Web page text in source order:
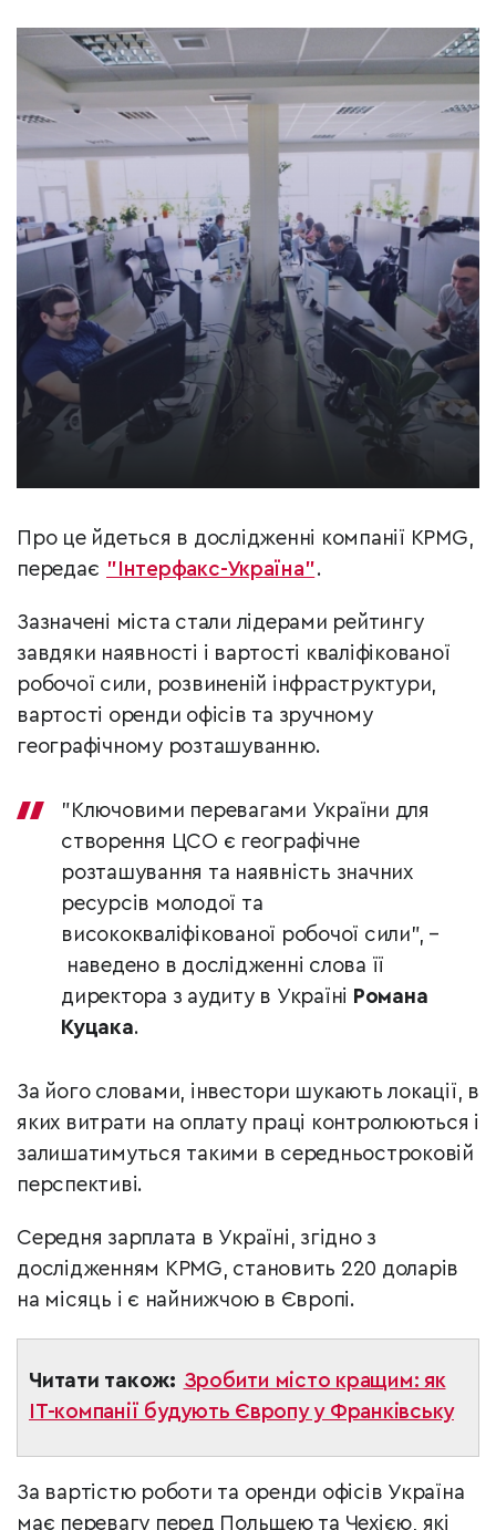
Про це йдеться в дослідженні компанії KPMG,
передає "Інтерфакс-Україна".
Зазначені міста стали лідерами рейтингу
завдяки наявності і вартості кваліфікованої
робочої сили, розвиненій інфраструктури,
вартості оренди офісів та зручному
географічному розташуванню.
"Ключовими перевагами України для
створення ЦСО є географічне
розташування та наявність значних
ресурсів молодої та
висококваліфікованої робочої сили", –
наведено в дослідженні слова її
директора з аудиту в Україні Романа
Куцака.
За його словами, інвестори шукають локації, в
яких витрати на оплату праці контролюються і
залишатимуться такими в середньостроковій
перспективі.
Середня зарплата в Україні, згідно з
дослідженням KPMG, становить 220 доларів
на місяць і є найнижчою в Європі.
Читати також: Зробити місто кращим: як
ІТ-компанії будують Європу у Франківську
За вартістю роботи та оренди офісів Україна
має перевагу перед Польщею та Чехією, які